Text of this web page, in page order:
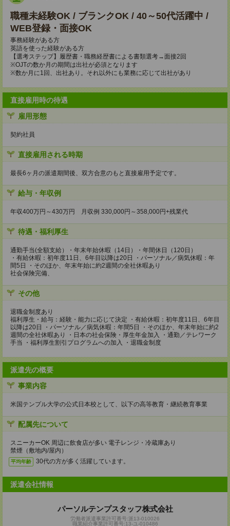
職種未経験OK / ブランクOK / 40～50代活躍中 /
WEB登録・面接OK
事務経験がある方
英語を使った経験がある方
【選考ステップ】履歴書・職務経歴書による書類選考→面接2回
※OJTの数か月の期間は出社が必須となります
※数か月に1回、出社あり。それ以外にも業務に応じて出社があり
直接雇用時の待遇
雇用形態
契約社員
直接雇用される時期
最長6ヶ月の派遣期間後、双方合意のもと直接雇用予定です。
給与・年収例
年収400万円～430万円 月収例 330,000円～358,000円+残業代
待遇・福利厚生
通勤手当(全額支給）・年末年始休暇（14日）・年間休日（120日）
・有給休暇：初年度11日、6年目以降は20日 ・パーソナル／病気休暇：年
間5日 ・そのほか、年末年始に約2週間の全社休暇あり
社会保険完備、
その他
退職金制度あり
福利厚生・給与：経験・能力に応じて決定 ・有給休暇：初年度11日、6年目
以降は20日 ・パーソナル／病気休暇：年間5日 ・そのほか、年末年始に約2
週間の全社休暇あり ・日本の社会保険・厚生年金加入 ・通勤／テレワーク
手当 ・福利厚生割引プログラムへの加入 ・退職金制度
派遣先の概要
事業内容
米国テンプル大学の公式日本校として、以下の高等教育・継続教育事業
配属先について
スニーカーOK 周辺に飲食店が多い 電子レンジ・冷蔵庫あり
禁煙（敷地内/屋内）
平均年齢 30代の方が多く活躍しています。
派遣会社情報
パーソルテンプスタッフ株式会社
労働者派遣事業許可番号:派13-010026
職業紹介事業許可番号:13-ユ-010486